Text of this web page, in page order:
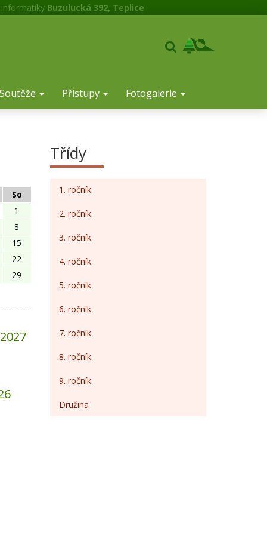
Buzulucká 392, Teplice
Soutěže Přístupy Fotogalerie
So
1
8
15
22
29
Třídy
1. ročník
2. ročník
3. ročník
4. ročník
5. ročník
6. ročník
7. ročník
8. ročník
9. ročník
Družina